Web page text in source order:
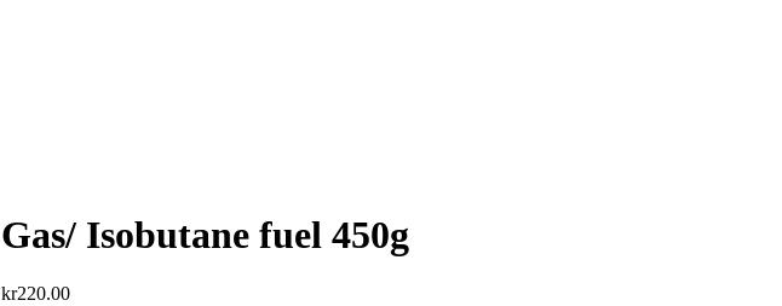
Gas/ Isobutane fuel 450g
kr220.00